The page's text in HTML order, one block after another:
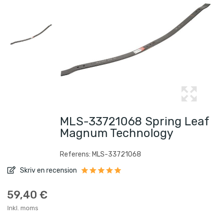
MLS-33721068 Spring Leaf
Magnum Technology
Referens: MLS-33721068
Skriv en recension
59,40 €
Inkl. moms